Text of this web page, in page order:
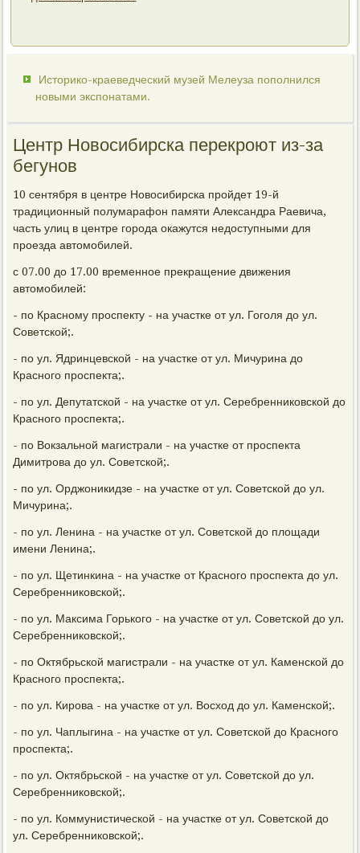
Историко-краеведческий музей Мелеуза пополнился
новыми экспонатами.
Центр Новосибирска перекроют из-за
бегунов
10 сентября в центре Новосибирска пройдет 19-й
традиционный полумарафон памяти Александра Раевича,
часть улиц в центре города окажутся недоступными для
проезда автомобилей.
с 07.00 до 17.00 временное прекращение движения
автомобилей:
- по Красному проспекту - на участке от ул. Гоголя до ул.
Советской;.
- по ул. Ядринцевской - на участке от ул. Мичурина до
Красного проспекта;.
- по ул. Депутатской - на участке от ул. Серебренниковской до
Красного проспекта;.
- по Вокзальной магистрали - на участке от проспекта
Димитрова до ул. Советской;.
- по ул. Орджоникидзе - на участке от ул. Советской до ул.
Мичурина;.
- по ул. Ленина - на участке от ул. Советской до площади
имени Ленина;.
- по ул. Щетинкина - на участке от Красного проспекта до ул.
Серебренниковской;.
- по ул. Максима Горького - на участке от ул. Советской до ул.
Серебренниковской;.
- по Октябрьской магистрали - на участке от ул. Каменской до
Красного проспекта;.
- по ул. Кирова - на участке от ул. Восход до ул. Каменской;.
- по ул. Чаплыгина - на участке от ул. Советской до Красного
проспекта;.
- по ул. Октябрьской - на участке от ул. Советской до ул.
Серебренниковской;.
- по ул. Коммунистической - на участке от ул. Советской до
ул. Серебренниковской;.